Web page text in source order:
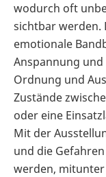
wodurch oft
sichtbar werden.
emotionale
Anspannung
Ordnung und
Zustände
oder eine
Mit der
und die
werden, mitunter